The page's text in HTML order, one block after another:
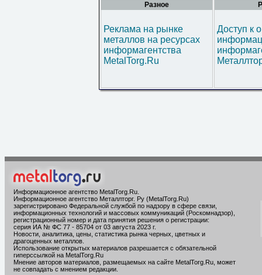
Разное
Реклама на рынке
металлов на ресурсах
информагентства
MetalTorg.Ru
Доступ к
Информационное агентство MetalTorg.Ru
Информационное агентство Металлторг. Ру (MetalTorg.Ru)
зарегистрировано Федеральной службой по надзору в сфере связи,
информационных технологий и массовых коммуникаций (Роскомнадзор),
регистрационный номер и дата принятия решения о регистрации:
серия ИА № ФС 77 - 85704 от 03 августа 2023 г.
Новости, аналитика, цены, статистика рынка черных, цветных и
драгоценных металлов.
Использование открытых материалов разрешается с обязательной
гиперссылкой на MetalTorg.Ru
Мнение авторов материалов, размещаемых на сайте MetalTorg.Ru, может
не совпадать с мнением редакции.